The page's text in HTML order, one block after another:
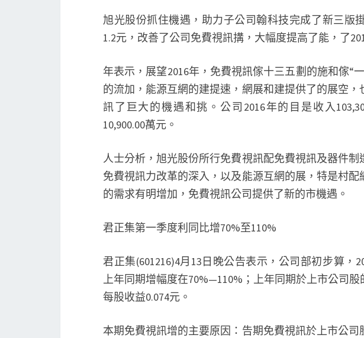
旭光股份抓住機遇，助力子公司翰科技完成了新三版
1.2元，改善了公司免費視訊搆，大幅度提高了能，了
年表示，展望2016年，免費視訊傢十三五劃的施和傢“
的流加，能源互網的建提速，網展和建提供了的展空
訊了巨大的機遇和挑。公司2016年的目是收入
10,900.00萬元。
人士分析，旭光股份所行免費視訊配免費視訊及器件
免費視訊力改革的深入，以及能源互網的展，特是村
的需求有明增加，免費視訊公司提供了新的市機遇。
君正集第一季度利同比增70%至110%
君正集(601216)4月13日晚公告表示，公司部初步算，
上年同期增幅度在70%—110%；上年同期於上市公司股
每股收益0.074元。
本期免費視訊增的主要原因：告期免費視訊於上市公